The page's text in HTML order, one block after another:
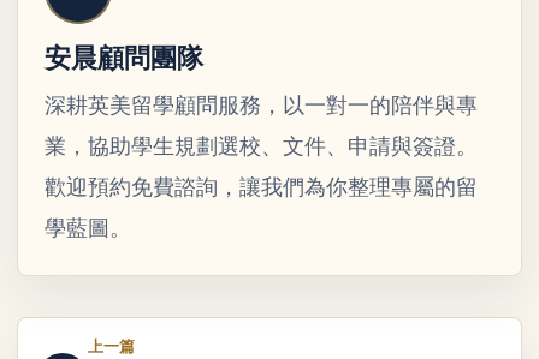
安晨顧問團隊
深耕英美留學顧問服務，以一對一的陪伴與專
業，協助學生規劃選校、文件、申請與簽證。
歡迎預約免費諮詢，讓我們為你整理專屬的留
學藍圖。
上一篇